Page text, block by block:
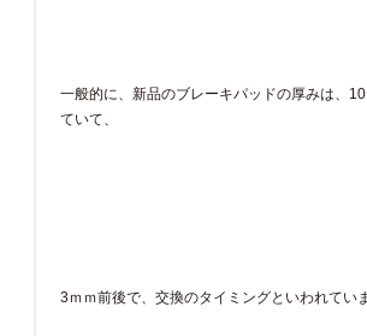
一般的に、新品のブレーキパッドの厚みは、
ていて、
3ｍｍ前後で、交換のタイミングといわれてい